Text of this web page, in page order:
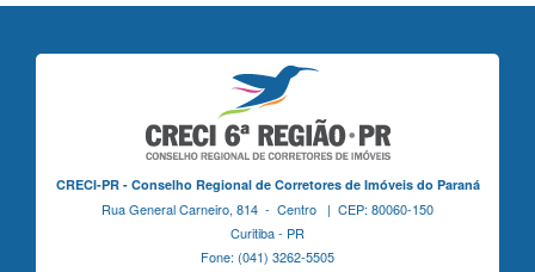
CRECI-PR - Conselho Regional de Corretores de Imóveis do Paraná
Rua General Carneiro, 814 - Centro | CEP: 80060-150
Curitiba - PR
Fone: (041) 3262-5505